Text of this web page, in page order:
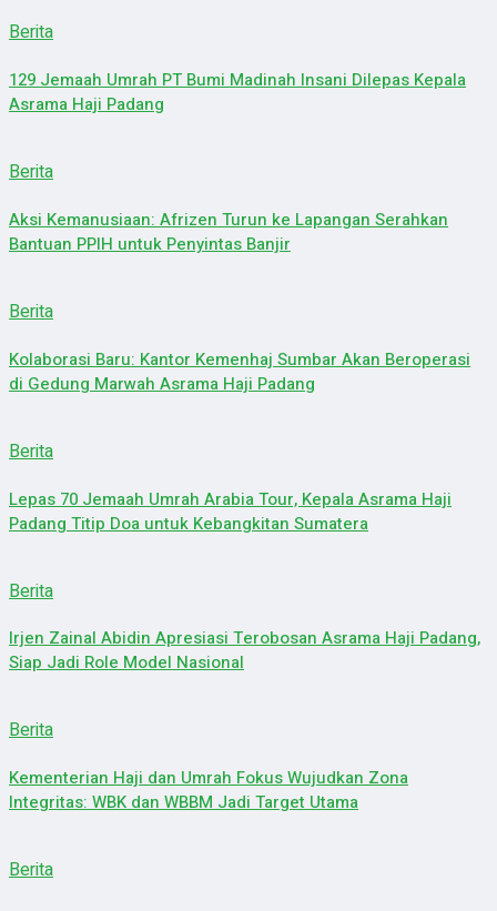
Berita
129 Jemaah Umrah PT Bumi Madinah Insani Dilepas Kepala
Asrama Haji Padang
Berita
Aksi Kemanusiaan: Afrizen Turun ke Lapangan Serahkan
Bantuan PPIH untuk Penyintas Banjir
Berita
Kolaborasi Baru: Kantor Kemenhaj Sumbar Akan Beroperasi
di Gedung Marwah Asrama Haji Padang
Berita
Lepas 70 Jemaah Umrah Arabia Tour, Kepala Asrama Haji
Padang Titip Doa untuk Kebangkitan Sumatera
Berita
Irjen Zainal Abidin Apresiasi Terobosan Asrama Haji Padang,
Siap Jadi Role Model Nasional
Berita
Kementerian Haji dan Umrah Fokus Wujudkan Zona
Integritas: WBK dan WBBM Jadi Target Utama
Berita